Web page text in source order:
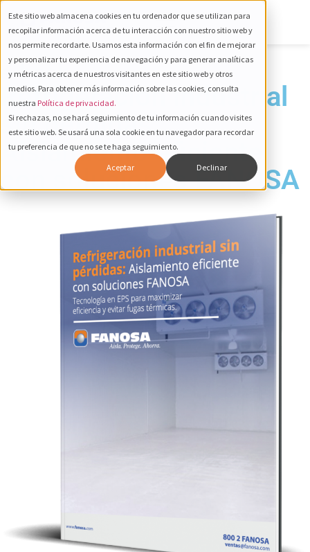
Este sitio web almacena cookies en tu ordenador que se utilizan para
recopilar información acerca de tu interacción con nuestro sitio web y
nos permite recordarte. Usamos esta información con el fin de mejorar
y personalizar tu experiencia de navegación y para generar analíticas
y métricas acerca de nuestros visitantes en este sitio web y otros
medios. Para obtener más información sobre las cookies, consulta
nuestra Política de privacidad.
Si rechazas, no se hará seguimiento de tu información cuando visites
este sitio web. Se usará una sola cookie en tu navegador para recordar
tu preferencia de que no se te haga seguimiento.
Aceptar Declinar
e-book
Refrigeración industrial
sin pérdidas:
Aislamiento eficiente
con soluciones FANOSA